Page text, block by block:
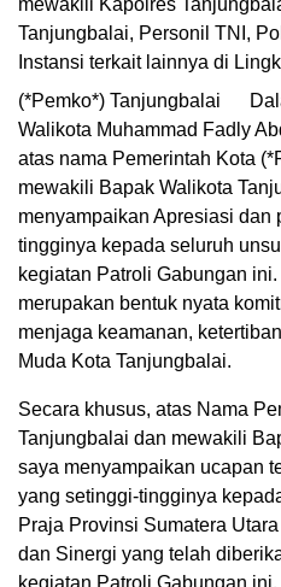
Tanjungbalai, Personil TNI,
Instansi terkait lainnya di
(*Pemko*) Tanjungbalai
Walikota Muhammad Fadly
atas nama Pemerintah Kota
mewakili Bapak Walikota
menyampaikan Apresiasi dan
tingginya kepada seluruh
kegiatan Patroli Gabungan
merupakan bentuk nyata
menjaga keamanan,
Muda Kota Tanjungbalai.
Secara khusus, atas Nama
Tanjungbalai dan mewakili
saya menyampaikan ucapan
yang setinggi-tingginya
Praja Provinsi Sumatera
dan Sinergi yang telah
kegiatan Patroli Gabungan